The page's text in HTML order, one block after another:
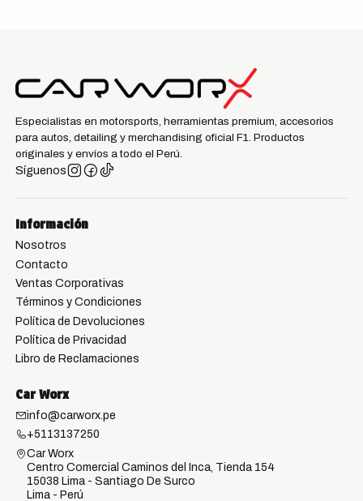
Especialistas en motorsports, herramientas premium, accesorios
para autos, detailing y merchandising oficial F1. Productos
originales y envíos a todo el Perú.
Síguenos
Información
Nosotros
Contacto
Ventas Corporativas
Términos y Condiciones
Política de Devoluciones
Política de Privacidad
Libro de Reclamaciones
Car Worx
info@carworx.pe
+5113137250
Car Worx
Centro Comercial Caminos del Inca, Tienda 154
15038 Lima - Santiago De Surco
Lima - Perú